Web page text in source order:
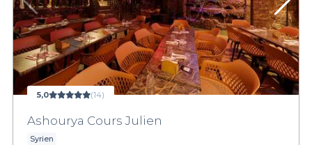
5,0 (14)
Ashourya Cours Julien
Syrien